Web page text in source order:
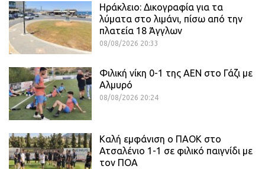
Ηράκλειο: Δικογραφία για τα
λύματα στο λιμάνι, πίσω από την
πλατεία 18 Άγγλων
08/08/2026 20:33
Φιλική νίκη 0-1 της ΑΕΝ στο Γάζι με
Αλμυρό
08/08/2026 20:24
Καλή εμφάνιση ο ΠΑΟΚ στο
Ατσαλένιο 1-1 σε φιλικό παιγνίδι με
τον ΠΟΑ